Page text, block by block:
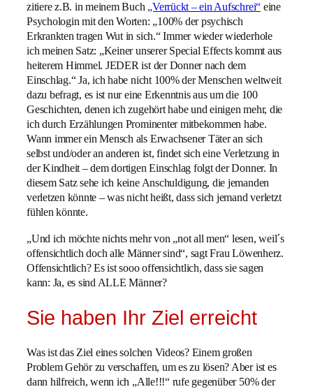
zitiere z.B. in meinem Buch „Verrückt – ein Aufschrei“ eine
Psychologin mit den Worten: „100% der psychisch
Erkrankten tragen Wut in sich.“ Immer wieder wiederhole
ich meinen Satz: „Keiner unserer Special Effects kommt aus
heiterem Himmel. JEDER ist der Donner nach dem
Einschlag.“ Ja, ich habe nicht 100% der Menschen weltweit
dazu befragt, es ist nur eine Erkenntnis aus um die 100
Geschichten, denen ich zugehört habe und einigen mehr, die
ich durch Erzählungen Prominenter mitbekommen habe.
Wann immer ein Mensch als Erwachsener Täter an sich
selbst und/oder an anderen ist, findet sich eine Verletzung in
der Kindheit – dem dortigen Einschlag folgt der Donner. In
diesem Satz sehe ich keine Anschuldigung, die jemanden
verletzen könnte – was nicht heißt, dass sich jemand verletzt
fühlen könnte.
„Und ich möchte nichts mehr von „not all men“ lesen, weil´s
offensichtlich doch alle Männer sind“, sagt Frau Löwenherz.
Offensichtlich? Es ist sooo offensichtlich, dass sie sagen
kann: Ja, es sind ALLE Männer?
Sie haben Ihr Ziel erreicht
Was ist das Ziel eines solchen Videos? Einem großen
Problem Gehör zu verschaffen, um es zu lösen? Aber ist es
dann hilfreich, wenn ich „Alle!!!“ rufe gegenüber 50% der